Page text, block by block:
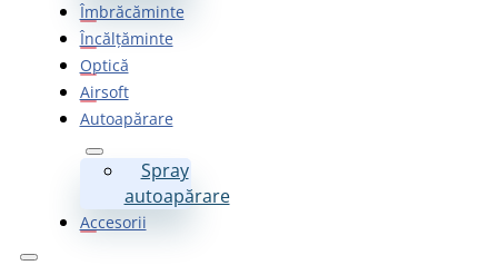
Îmbrăcăminte
Încălțăminte
Optică
Airsoft
Autoapărare
Spray
autoapărare
Accesorii